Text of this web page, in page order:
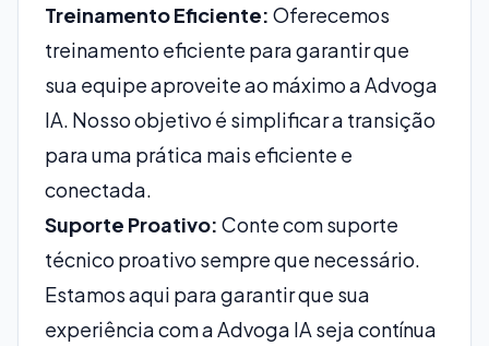
Treinamento Eficiente: Oferecemos
treinamento eficiente para garantir que
sua equipe aproveite ao máximo a Advoga
IA. Nosso objetivo é simplificar a transição
para uma prática mais eficiente e
conectada.
Suporte Proativo: Conte com suporte
técnico proativo sempre que necessário.
Estamos aqui para garantir que sua
experiência com a Advoga IA seja contínua